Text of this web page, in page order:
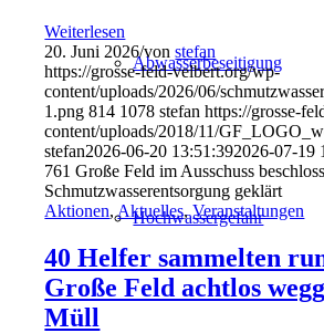
Abwasserbeseitigung
Hochwassergefahr
Weiterlesen
20. Juni 2026/vonstefan
https://grosse-feld-velbert.org/wp-
content/uploads/2026/06/
1.png 814 1078 stefan https://grosse-
content/uploads/2018/11/
stefan2026-06-20 13:51:392026-07-19
761 Große Feld im Ausschuss
Schmutzwasserentsorgung geklärt
Aktionen,Aktuelles,Veranstaltungen
40 Helfer sammelten
Große Feld achtlos
Müll